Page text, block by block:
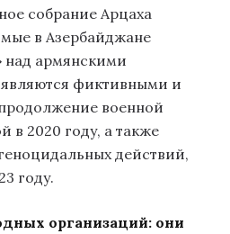
собрание Арцаха
в Азербайджане
над армянскими
фиктивными и
военной
в 2020 году, а также
действий,
году.
организаций: они